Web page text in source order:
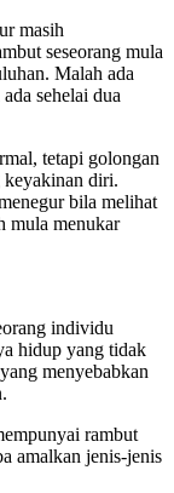
masih
seseorang mula
Malah ada
sehelai dua
tetapi golongan
keyakinan diri.
bila melihat
mula menukar
individu
hidup yang tidak
menyebabkan
rambut
amalkan jenis-jenis